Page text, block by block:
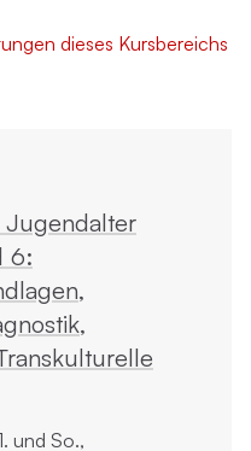
dieses Kursbereichs
Jugendalter
6:
und So.,